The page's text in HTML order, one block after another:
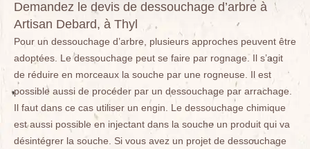
Demandez le devis de dessouchage d’arbre à
Artisan Debard, à Thyl
Pour un dessouchage d’arbre, plusieurs approches peuvent être
adoptées. Le dessouchage peut se faire par rognage. Il s’agit
de réduire en morceaux la souche par une rogneuse. Il est
possible aussi de procéder par un dessouchage par arrachage.
Il faut dans ce cas utiliser un engin. Le dessouchage chimique
est aussi possible en injectant dans la souche un produit qui va
désintégrer la souche. Si vous avez un projet de dessouchage